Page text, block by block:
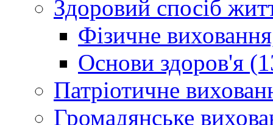
Здоровий спосіб
Фізичне
Основи здоров'я
Патріотичне
Громадянське